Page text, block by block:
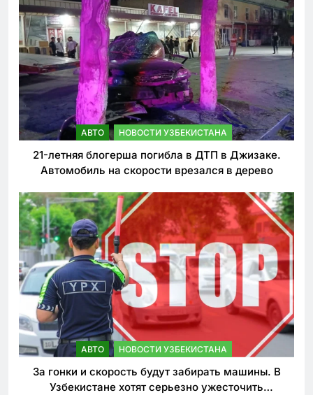
АВТО НОВОСТИ УЗБЕКИСТАНА
21-летняя блогерша погибла в ДТП в Джизаке.
Автомобиль на скорости врезался в дерево
АВТО НОВОСТИ УЗБЕКИСТАНА
За гонки и скорость будут забирать машины. В
Узбекистане хотят серьезно ужесточить